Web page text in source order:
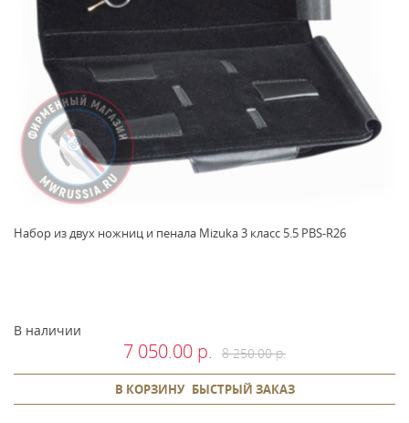
Набор из двух ножниц и пенала Mizuka 3 класс 5.5 PBS-R26
В наличии
7 050.00 р. 8 250.00 р.
В КОРЗИНУ БЫСТРЫЙ ЗАКАЗ